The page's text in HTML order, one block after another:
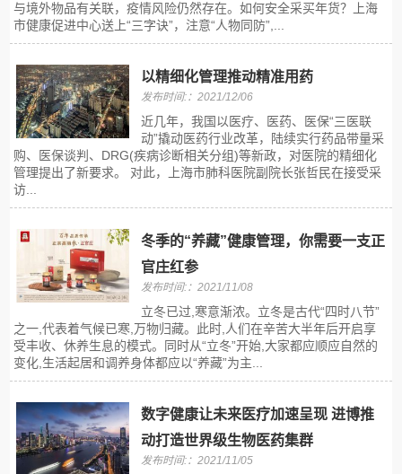
与境外物品有关联，疫情风险仍然存在。如何安全采买年货？上海
市健康促进中心送上“三字诀”，注意“人物同防”,...
以精细化管理推动精准用药
发布时间:：2021/12/06
近几年，我国以医疗、医药、医保“三医联
动”撬动医药行业改革，陆续实行药品带量采
购、医保谈判、DRG(疾病诊断相关分组)等新政，对医院的精细化
管理提出了新要求。 对此，上海市肺科医院副院长张哲民在接受采
访...
冬季的“养藏”健康管理，你需要一支正
官庄红参
发布时间:：2021/11/08
立冬已过,寒意渐浓。立冬是古代“四时八节”
之一,代表着气候已寒,万物归藏。此时,人们在辛苦大半年后开启享
受丰收、休养生息的模式。同时从“立冬”开始,大家都应顺应自然的
变化,生活起居和调养身体都应以“养藏”为主...
数字健康让未来医疗加速呈现 进博推
动打造世界级生物医药集群
发布时间:：2021/11/05